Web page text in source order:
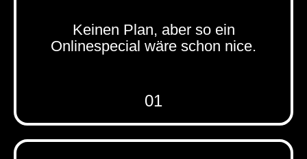
Keinen Plan, aber so ein
Onlinespecial wäre schon nice.
01